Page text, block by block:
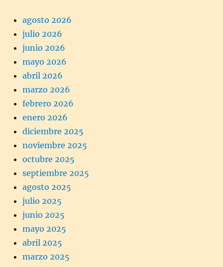
agosto 2026
julio 2026
junio 2026
mayo 2026
abril 2026
marzo 2026
febrero 2026
enero 2026
diciembre 2025
noviembre 2025
octubre 2025
septiembre 2025
agosto 2025
julio 2025
junio 2025
mayo 2025
abril 2025
marzo 2025